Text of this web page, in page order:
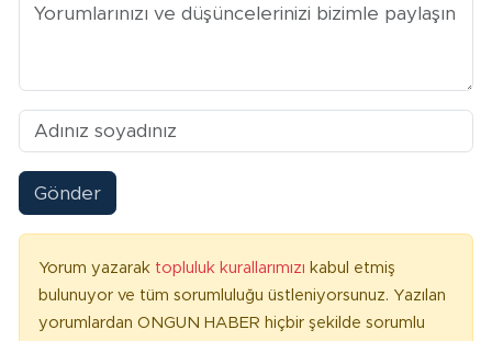
Gönder
Yorum yazarak topluluk kurallarımızı kabul etmiş
bulunuyor ve tüm sorumluluğu üstleniyorsunuz. Yazılan
yorumlardan ONGUN HABER hiçbir şekilde sorumlu